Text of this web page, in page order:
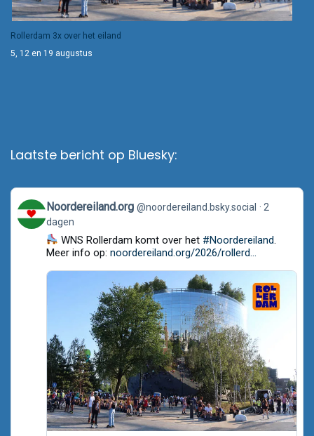
Rollerdam 3x over het eiland
5, 12 en 19 augustus
Laatste bericht op Bluesky:
View
post
by
Noordereiland.org
Bluesky
Noordereiland.org @noordereiland.bsky.social
2
dagen
WNS Rollerdam komt over het #Noordereiland
Meer info op: noordereiland.org/2026/rollerd...